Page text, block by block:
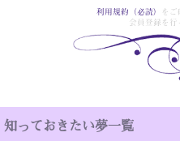
利用規約（必読）
を
会員登録を行
知っておきたい夢一覧